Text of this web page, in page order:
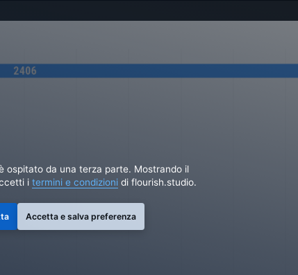
ospitato da una terza parte. Mostrando il
i termini e condizioni di flourish.studio.
Accetta e salva preferenza